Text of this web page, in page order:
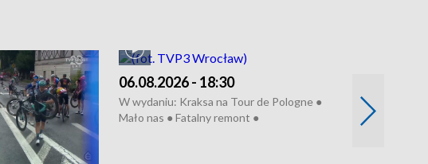
06.08.2026 - 18:30
W wydaniu: Kraksa na Tour de Pologne ●
Mało nas ● Fatalny remont ●
W wydaniu:
do rzeki ● Lato